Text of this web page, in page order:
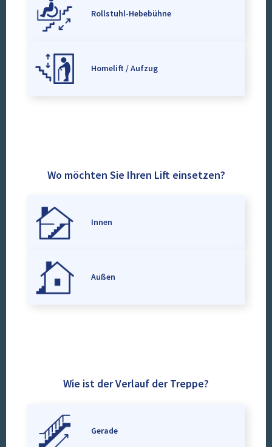
Rollstuhl-Hebebühne
Homelift / Aufzug
Wo möchten Sie Ihren Lift einsetzen?
Innen
Außen
Wie ist der Verlauf der Treppe?
Gerade